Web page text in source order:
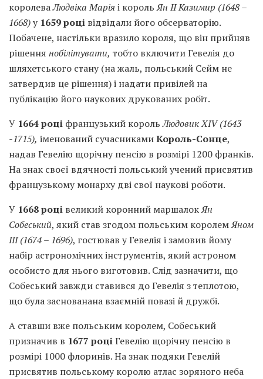
королеваЛюдвіка Марія і корольЯн II Казимир (1648 –
1668)у 1659 році відвідали його обсерваторію.
Побачене, настільки вразило короля, що він прийняв
рішення нобілітувати, тобто включити Гевелія до
шляхетського стану (на жаль, польський Сейм не
затвердив це рішення) і надати привілей на
публікацію його наукових друкованих робіт.
У 1664 році французький корольЛюдовик XIV (1643
-1715), іменований сучасникамиКороль-Сонце,
надав Гевелію щорічну пенсію в розмірі 1200 франків.
На знак своєї вдячності польський учений присвятив
французькому монарху дві свої наукові роботи.
У 1668 році великий коронний маршалокЯн
Собеський, який став згодом польським королемЯном
III (1674 – 1696), гостював у Гевелія і замовив йому
набір астрономічних інструментів, який астроном
особисто для нього виготовив. Слід зазначити, що
Собеський завжди ставився до Гевелія з теплотою,
що була заснованана взаємній повазі й дружбі.
А ставши вже польським королем, Собеський
призначив в 1677 роціГевелію щорічну пенсію в
розмірі 1000 флоринів. На знак подяки Гевелій
присвятив польському королю атлас зоряного неба